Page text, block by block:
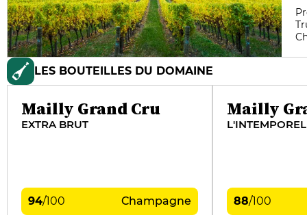
LES BOUTEILLES DU DOMAINE
Mailly Grand Cru
EXTRA BRUT
94/100 Champagne
Mailly
88/100